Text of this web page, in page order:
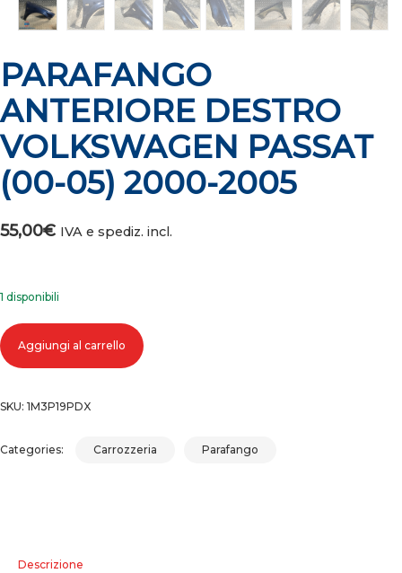
PARAFANGO
ANTERIORE DESTRO
VOLKSWAGEN PASSAT
(00-05) 2000-2005
55,00€ IVA e spediz. incl.
1 disponibili
PARAFANGO ANTERIORE DESTRO VOLKSWAGEN PASSAT (00-05)
2005 quantità
Aggiungi al carrello
SKU: 1M3P19PDX
Categories: Carrozzeria Parafango
Descrizione